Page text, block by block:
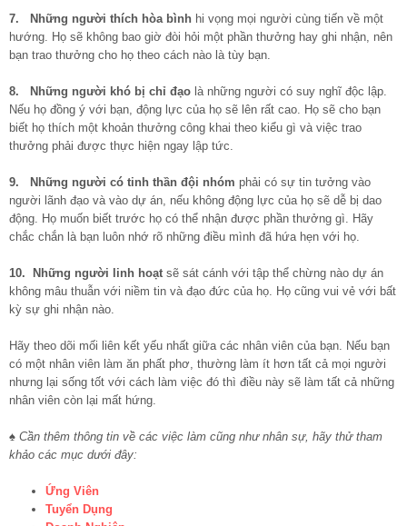
7. Những người thích hòa bình hi vọng mọi người cùng tiến về một
hướng. Họ sẽ không bao giờ đòi hỏi một phần thưởng hay ghi nhận, nên
bạn trao thưởng cho họ theo cách nào là tùy bạn.
8. Những người khó bị chỉ đạo là những người có suy nghĩ độc lập.
Nếu họ đồng ý với bạn, động lực của họ sẽ lên rất cao. Họ sẽ cho bạn
biết họ thích một khoản thưởng công khai theo kiểu gì và việc trao
thưởng phải được thực hiện ngay lập tức.
9. Những người có tinh thần đội nhóm phải có sự tin tưởng vào
người lãnh đạo và vào dự án, nếu không động lực của họ sẽ dễ bị dao
động. Họ muốn biết trước họ có thể nhận được phần thưởng gì. Hãy
chắc chắn là bạn luôn nhớ rõ những điều mình đã hứa hẹn với họ.
10. Những người linh hoạt sẽ sát cánh với tập thể chừng nào dự án
không mâu thuẫn với niềm tin và đạo đức của họ. Họ cũng vui vẻ với bất
kỳ sự ghi nhận nào.
Hãy theo dõi mối liên kết yếu nhất giữa các nhân viên của bạn. Nếu bạn
có một nhân viên làm ăn phất phơ, thường làm ít hơn tất cả mọi người
nhưng lại sống tốt với cách làm việc đó thì điều này sẽ làm tất cả những
nhân viên còn lại mất hứng.
♠ Cần thêm thông tin về các việc làm cũng như nhân sự, hãy thử tham
khảo các mục dưới đây:
Ứng Viên
Tuyển Dụng